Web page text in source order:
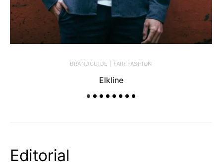
BRANDGUIDE | FAIR FASHION
Elkline
Editorial